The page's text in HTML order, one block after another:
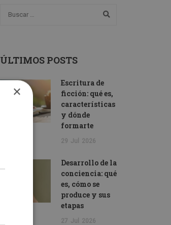
ÚLTIMOS POSTS
Escritura de
ficción: qué es,
características
y dónde
formarte
29 Jul 2026
Desarrollo de la
conciencia: qué
es, cómo se
produce y sus
etapas
27 Jul 2026
×